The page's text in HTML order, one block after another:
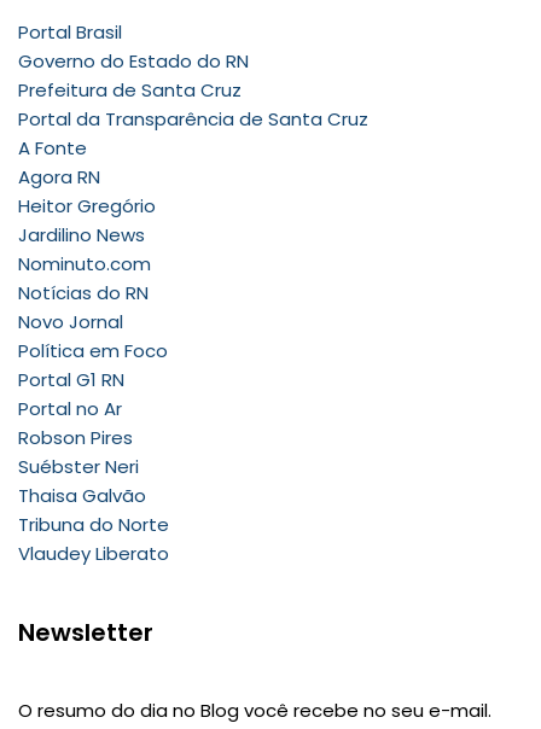
Portal Brasil
Governo do Estado do RN
Prefeitura de Santa Cruz
Portal da Transparência de Santa Cruz
A Fonte
Agora RN
Heitor Gregório
Jardilino News
Nominuto.com
Notícias do RN
Novo Jornal
Política em Foco
Portal G1 RN
Portal no Ar
Robson Pires
Suébster Neri
Thaisa Galvão
Tribuna do Norte
Vlaudey Liberato
Newsletter
O resumo do dia no Blog você recebe no seu e-mail.